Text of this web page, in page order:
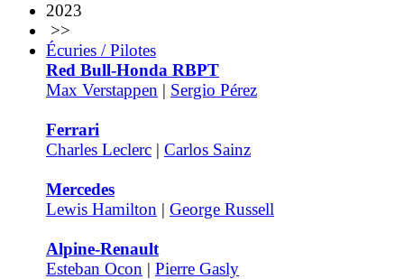
2023
>>
Écuries / Pilotes
Red Bull-Honda RBPT
Max Verstappen | Sergio Pérez
Ferrari
Charles Leclerc | Carlos Sainz
Mercedes
Lewis Hamilton | George Russell
Alpine-Renault
Esteban Ocon | Pierre Gasly